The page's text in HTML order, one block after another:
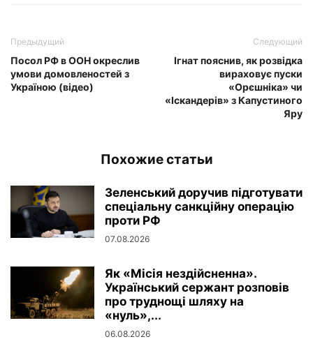
Предыдущий
Посол РФ в ООН окреслив
умови домовленостей з
Україною (відео)
Следующий
Ігнат пояснив, як розвідка
вираховує пуски
«Орєшніка» чи
«Іскандерів» з Капустиного
Яру
Похожие статьи
Зеленський доручив підготувати
спеціальну санкційну операцію
проти РФ
07.08.2026
Як «Місія нездійсненна».
Український сержант розповів
про труднощі шляху на
«нуль»,...
06.08.2026